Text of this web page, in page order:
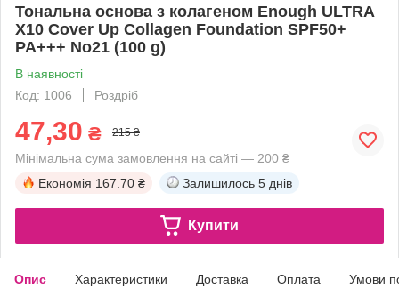
Тональна основа з колагеном Enough ULTRA
X10 Cover Up Collagen Foundation SPF50+
PA+++ No21 (100 g)
В наявності
Код: 1006
Роздріб
47,30 ₴ 215 ₴
Мінімальна сума замовлення на сайті — 200 ₴
Економія 167.70 ₴ Залишилось 5 днів
Купити
Опис Характеристики Доставка Оплата Умови